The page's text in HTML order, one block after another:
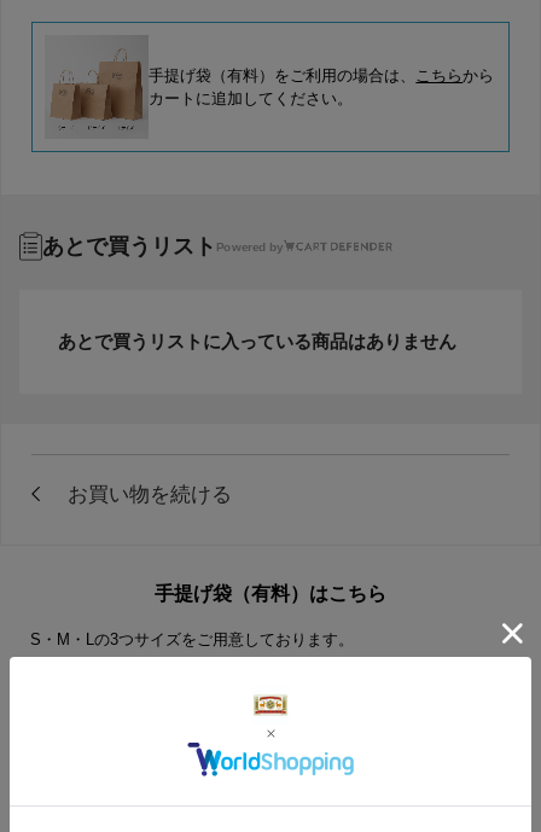
手提げ袋（有料）をご利用の場合は、 こちらから
カートに追加してください。
あとで買うリスト Powered by
あとで買うリストに入っている商品はありません
手提げ袋（有料）はこちら
S・M・Lの3つサイズをご用意しております。